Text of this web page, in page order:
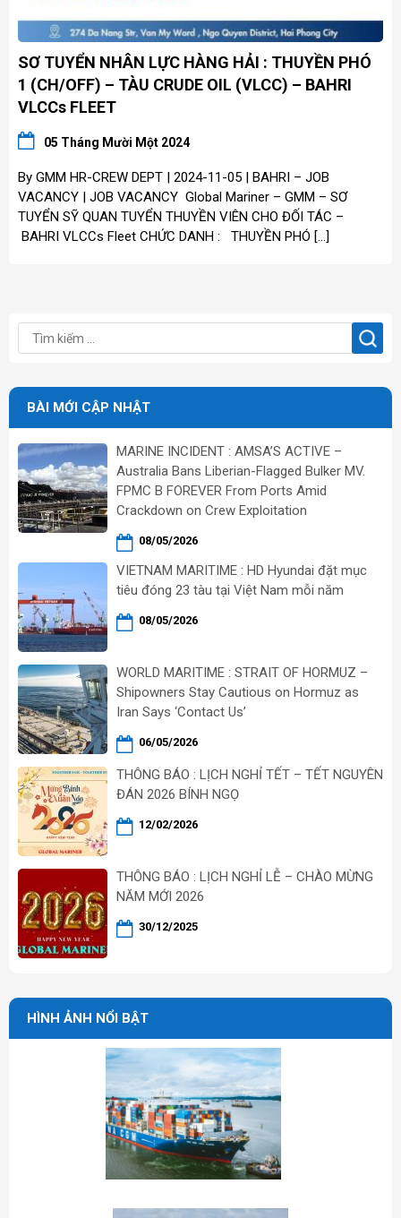
SƠ TUYỂN NHÂN LỰC HÀNG HẢI : THUYỀN PHÓ
1 (CH/OFF) – TÀU CRUDE OIL (VLCC) – BAHRI
VLCCs FLEET
05 Tháng Mười Một 2024
By GMM HR-CREW DEPT | 2024-11-05 | BAHRI – JOB
VACANCY | JOB VACANCY Global Mariner – GMM – SƠ
TUYỂN SỸ QUAN TUYỂN THUYỀN VIÊN CHO ĐỐI TÁC –
BAHRI VLCCs Fleet CHỨC DANH : THUYỀN PHÓ […]
BÀI MỚI CẬP NHẬT
MARINE INCIDENT : AMSA’S ACTIVE –
Australia Bans Liberian-Flagged Bulker MV.
FPMC B FOREVER From Ports Amid
Crackdown on Crew Exploitation
08/05/2026
VIETNAM MARITIME : HD Hyundai đặt mục
tiêu đóng 23 tàu tại Việt Nam mỗi năm
08/05/2026
WORLD MARITIME : STRAIT OF HORMUZ –
Shipowners Stay Cautious on Hormuz as
Iran Says ‘Contact Us’
06/05/2026
THÔNG BÁO : LỊCH NGHỈ TẾT – TẾT NGUYÊN
ĐÁN 2026 BÍNH NGỌ
12/02/2026
THÔNG BÁO : LỊCH NGHỈ LỄ – CHÀO MỪNG
NĂM MỚI 2026
30/12/2025
HÌNH ẢNH NỔI BẬT